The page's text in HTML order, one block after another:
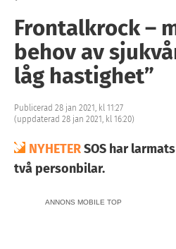
Frontalkrock –
behov av
låg hastighet”
Publicerad 28 jan 2021, kl 11:27
(uppdaterad 28 jan 2021, kl 16:20)
NYHETERSOS har
två personbilar.
ANNONS MOBILE TOP